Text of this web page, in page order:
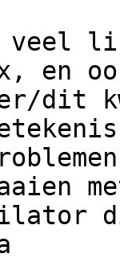
en
dit